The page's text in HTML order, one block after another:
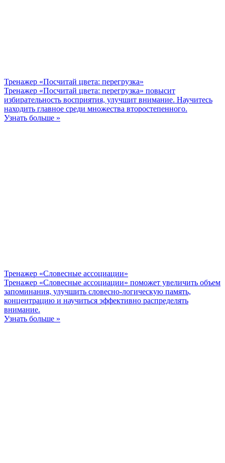
Тренажер «Посчитай цвета: перегрузка»
Тренажер «Посчитай цвета: перегрузка» повысит
избирательность восприятия, улучшит внимание. Научитесь
находить главное среди множества второстепенного.
Узнать больше »
Тренажер «Словесные ассоциации»
Тренажер «Словесные ассоциации» поможет увеличить объем
запоминания, улучшить словесно-логическую память,
концентрацию и научиться эффективно распределять
внимание.
Узнать больше »